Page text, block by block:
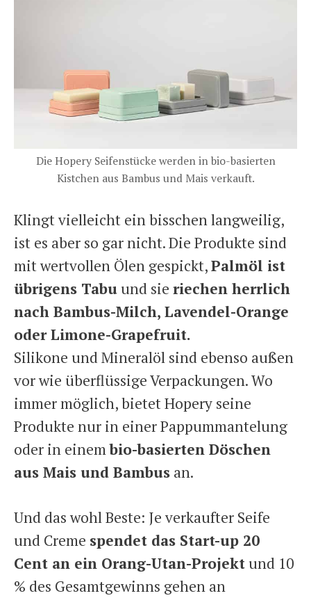
Die Hopery Seifenstücke werden in bio-basierten
Kistchen aus Bambus und Mais verkauft.
Klingt vielleicht ein bisschen langweilig,
ist es aber so gar nicht. Die Produkte sind
mit wertvollen Ölen gespickt,Palmöl ist
übrigens Tabu und sie riechen herrlich
nach Bambus-Milch, Lavendel-Orange
oder Limone-Grapefruit.
Silikone und Mineralöl sind ebenso außen
vor wie überflüssige Verpackungen. Wo
immer möglich, bietet Hopery seine
Produkte nur in einer Pappummantelung
oder in einembio-basierten Döschen
aus Mais und Bambus an.
Und das wohl Beste: Je verkaufter Seife
und Creme spendet das Start-up 20
Cent an ein Orang-Utan-Projekt und 10
% des Gesamtgewinns gehen an